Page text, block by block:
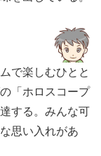
で楽しむひとと
「ホロスコープ
する。みんな可
思い入れがあ